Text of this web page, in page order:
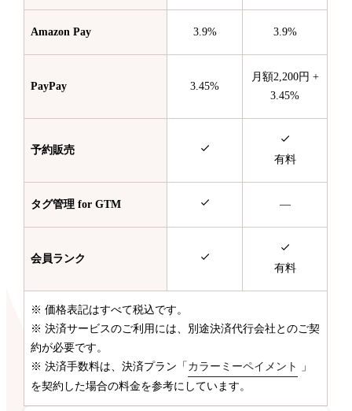
Amazon Pay 3.9% 3.9%
PayPay 3.45%
月額2,200円 +
3.45%
予約販売
有料
タグ管理 for GTM —
会員ランク
有料
※ 価格表記はすべて税込です。
※ 決済サービスのご利用には、別途決済代行会社とのご契
約が必要です。
※ 決済手数料は、決済プラン「 カラーミーペイメント
」
を契約した場合の料金を参考にしています。